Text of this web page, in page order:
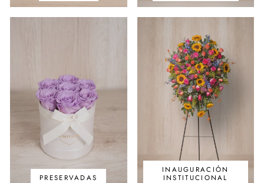
PRESERVADAS
INAUGURACIÓN
INSTITUCIONAL